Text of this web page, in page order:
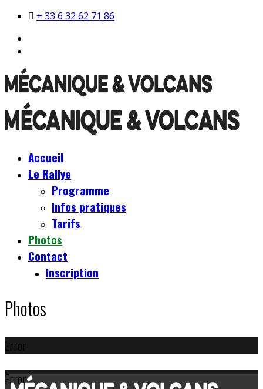
+ 33 6 32 62 71 86
Accueil
Le Rallye
Programme
Infos pratiques
Tarifs
Photos
Contact
Inscription
Photos
Error
Error